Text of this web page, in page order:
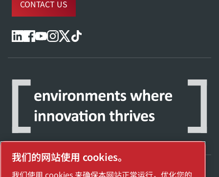
CONTACT US
我们的网站使用 cookies。